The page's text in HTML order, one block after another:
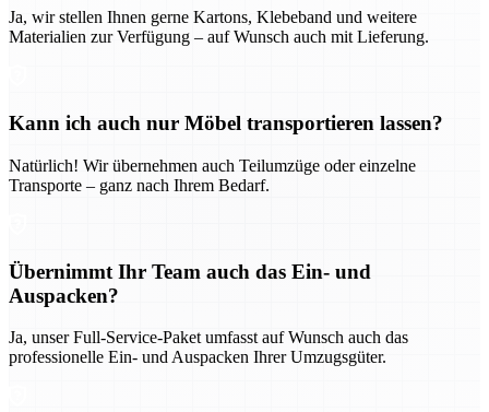
Ja, wir stellen Ihnen gerne Kartons, Klebeband und weitere
Materialien zur Verfügung – auf Wunsch auch mit Lieferung.
Kann ich auch nur Möbel transportieren lassen?
Natürlich! Wir übernehmen auch Teilumzüge oder einzelne
Transporte – ganz nach Ihrem Bedarf.
Übernimmt Ihr Team auch das Ein- und
Auspacken?
Ja, unser Full-Service-Paket umfasst auf Wunsch auch das
professionelle Ein- und Auspacken Ihrer Umzugsgüter.